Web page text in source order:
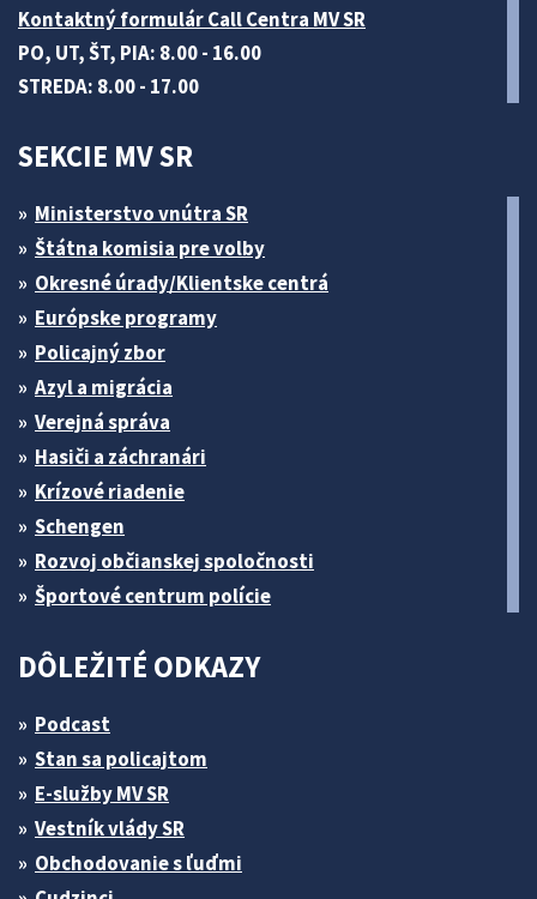
Kontaktný formulár Call Centra MV SR
PO, UT, ŠT, PIA: 8.00 - 16.00
STREDA: 8.00 - 17.00
SEKCIE MV SR
Ministerstvo vnútra SR
Štátna komisia pre volby
Okresné úrady/Klientske centrá
Európske programy
Policajný zbor
Azyl a migrácia
Verejná správa
Hasiči a záchranári
Krízové riadenie
Schengen
Rozvoj občianskej spoločnosti
Športové centrum polície
DÔLEŽITÉ ODKAZY
Podcast
Stan sa policajtom
E-služby MV SR
Vestník vlády SR
Obchodovanie s ľuďmi